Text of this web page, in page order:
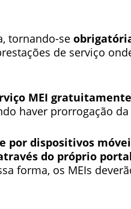
tornando-se
de serviço
MEI
haver prorrogação da
por dispositivos
do próprio
forma, os MEIs